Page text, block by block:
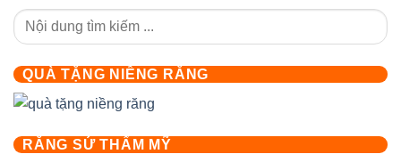
QUÀ TẶNG NIỀNG RĂNG
RĂNG SỨ THẨM MỸ